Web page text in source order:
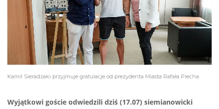
Kamil Sieradzaki przyjmuje gratulacje od prezydenta Miasta Rafała Piecha.
Wyjątkowi goście odwiedzili dziś (17.07) siemianowicki